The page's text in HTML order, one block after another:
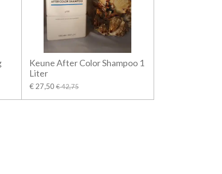
Keune After Color Shampoo 1
Liter
€ 27,50 € 42,75